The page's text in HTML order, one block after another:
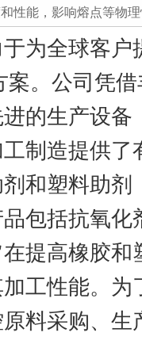
性能，影响熔点等物
为全球客户
案。公司凭
的生产设
制造提供
和塑料助
包括抗氧化
提高橡胶
工性能。为
料采购、